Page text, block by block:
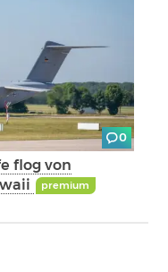
0
flog von
premium